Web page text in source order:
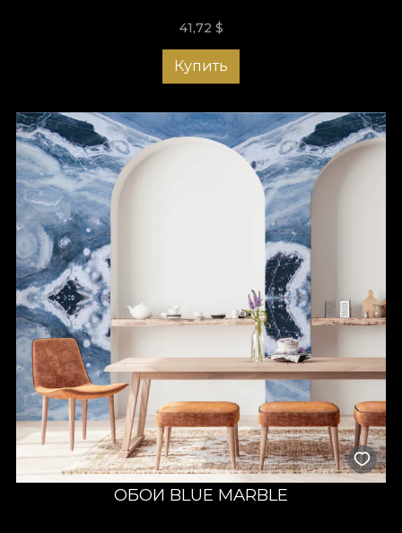
41,72 $
Купить
ОБОИ BLUE MARBLE